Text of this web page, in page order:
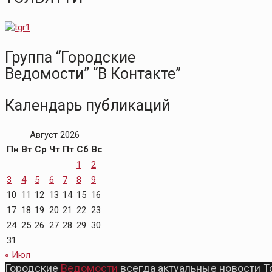
Группа “Городские
Ведомости” “В Контакте”
Календарь публикаций
Август 2026
Пн Вт Ср Чт Пт Сб Вс
1
2
3
4 5 6 7 8
9
10 11 12 13 14 15 16
17 18 19 20 21 22 23
24 25 26 27 28 29 30
31
« Июл
Городские Ведомости всегда актуальные новости